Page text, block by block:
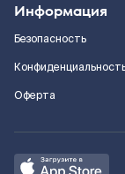
Информация
Безопасность
Оферта